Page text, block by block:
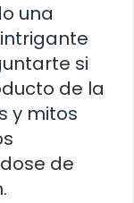
una
si
de la
y mitos
de